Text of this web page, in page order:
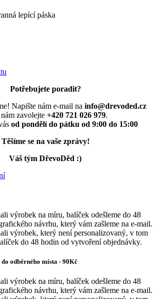
lepící páska
Potřebujete poradit?
Napište nám e-mail na info@drevoded.cz
zavolejte +420 721 026 979.
od pondělí do pátku od 9:00 do 15:00
Těšíme se na vaše zprávy!
Váš tým DřevoDěd :)
výrobek na míru, balíček odešleme do 48
návrhu, který vám zašleme na e-mail.
výrobek, který není personalizovaný, v tom
do 48 hodin od vytvoření objednávky.
odběrného místa - 90Kč
výrobek na míru, balíček odešleme do 48
návrhu, který vám zašleme na e-mail.